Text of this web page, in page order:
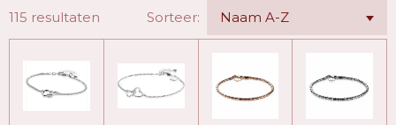
115 resultaten Sorteer: